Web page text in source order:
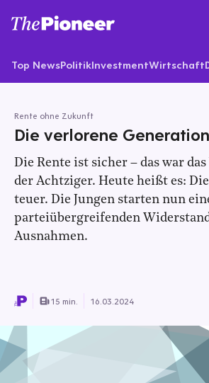
Top NewsPolitikInvestmentWirtschaft
Rente ohne Zukunft
Die verlorene Generation
Die Rente ist sicher – das war
der Achtziger. Heute heißt es:
teuer. Die Jungen starten nun
parteiübergreifenden
Ausnahmen.
15 min. 16.03.2024